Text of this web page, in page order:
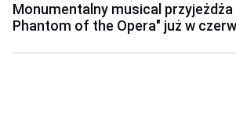
Monumentalny musical przyjeżdża
Phantom of the Opera" już w